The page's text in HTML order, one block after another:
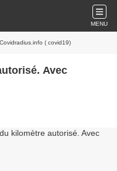
MENU
( covid19)
Avec